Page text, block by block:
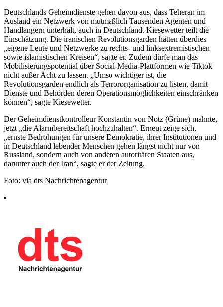
Deutschlands Geheimdienste gehen davon aus, dass Teheran im
Ausland ein Netzwerk von mutmaßlich Tausenden Agenten und
Handlangern unterhält, auch in Deutschland. Kiesewetter teilt die
Einschätzung. Die iranischen Revolutionsgarden hätten überdies
„eigene Leute und Netzwerke zu rechts- und linksextremistischen
sowie islamistischen Kreisen“, sagte er. Zudem dürfe man das
Mobilisierungspotential über Social-Media-Plattformen wie Tiktok
nicht außer Acht zu lassen. „Umso wichtiger ist, die
Revolutionsgarden endlich als Terrororganisation zu listen, damit
Dienste und Behörden deren Operationsmöglichkeiten einschränken
können“, sagte Kiesewetter.
Der Geheimdienstkontrolleur Konstantin von Notz (Grüne) mahnte,
jetzt „die Alarmbereitschaft hochzuhalten“. Erneut zeige sich,
„ernste Bedrohungen für unsere Demokratie, ihrer Institutionen und
in Deutschland lebender Menschen gehen längst nicht nur von
Russland, sondern auch von anderen autoritären Staaten aus,
darunter auch der Iran“, sagte er der Zeitung.
Foto: via dts Nachrichtenagentur